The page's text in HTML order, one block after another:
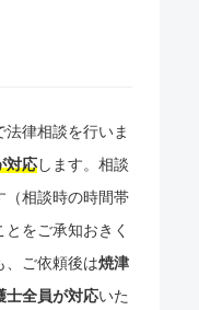
律相談を行いま
対応します。相談
（相談時の時間帯
をご承知おきく
、ご依頼後は焼津
士全員が対応いた